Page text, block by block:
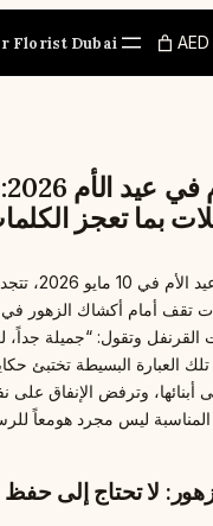
Florist Dubai
بما تعجز
مع اقتراب
تقف أمام أكشاك الزهور في
القرنفل وتقول: “جميلة جداً،
العبارة البسيطة تختبئ
أبنائها، وترفض الإنفاق على
المناسبة ليس مجرد هومعاً
لا تحتاج إلى